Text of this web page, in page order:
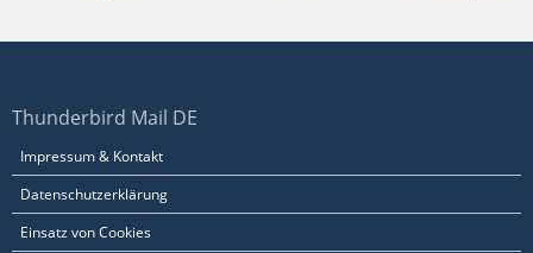
Thunderbird Mail DE
Impressum & Kontakt
Datenschutzerklärung
Einsatz von Cookies